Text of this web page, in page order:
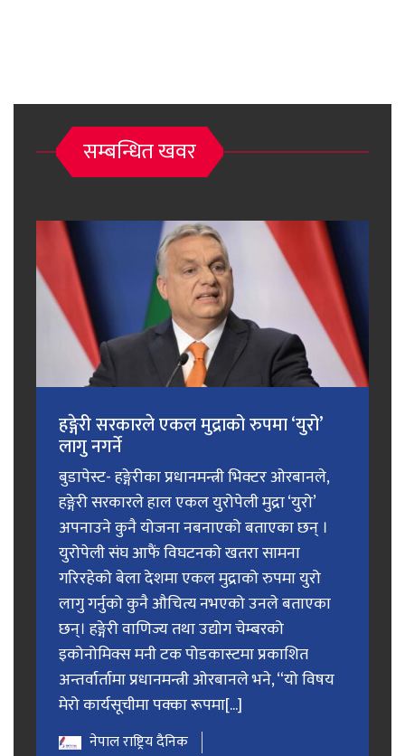
सम्बन्धित खवर
हङ्गेरी सरकारले एकल मुद्राको रुपमा ‘युरो’
लागु नगर्ने
बुडापेस्ट- हङ्गेरीका प्रधानमन्त्री भिक्टर ओरबानले,
हङ्गेरी सरकारले हाल एकल युरोपेली मुद्रा ‘युरो’
अपनाउने कुनै योजना नबनाएको बताएका छन् ।
युरोपेली संघ आफैं विघटनको खतरा सामना
गरिरहेको बेला देशमा एकल मुद्राको रुपमा युरो
लागु गर्नुको कुनै औचित्य नभएको उनले बताएका
छन्। हङ्गेरी वाणिज्य तथा उद्योग चेम्बरको
इकोनोमिक्स मनी टक पोडकास्टमा प्रकाशित
अन्तर्वार्तामा प्रधानमन्त्री ओरबानले भने, “यो विषय
मेरो कार्यसूचीमा पक्का रूपमा[...]
नेपाल राष्ट्रिय दैनिक